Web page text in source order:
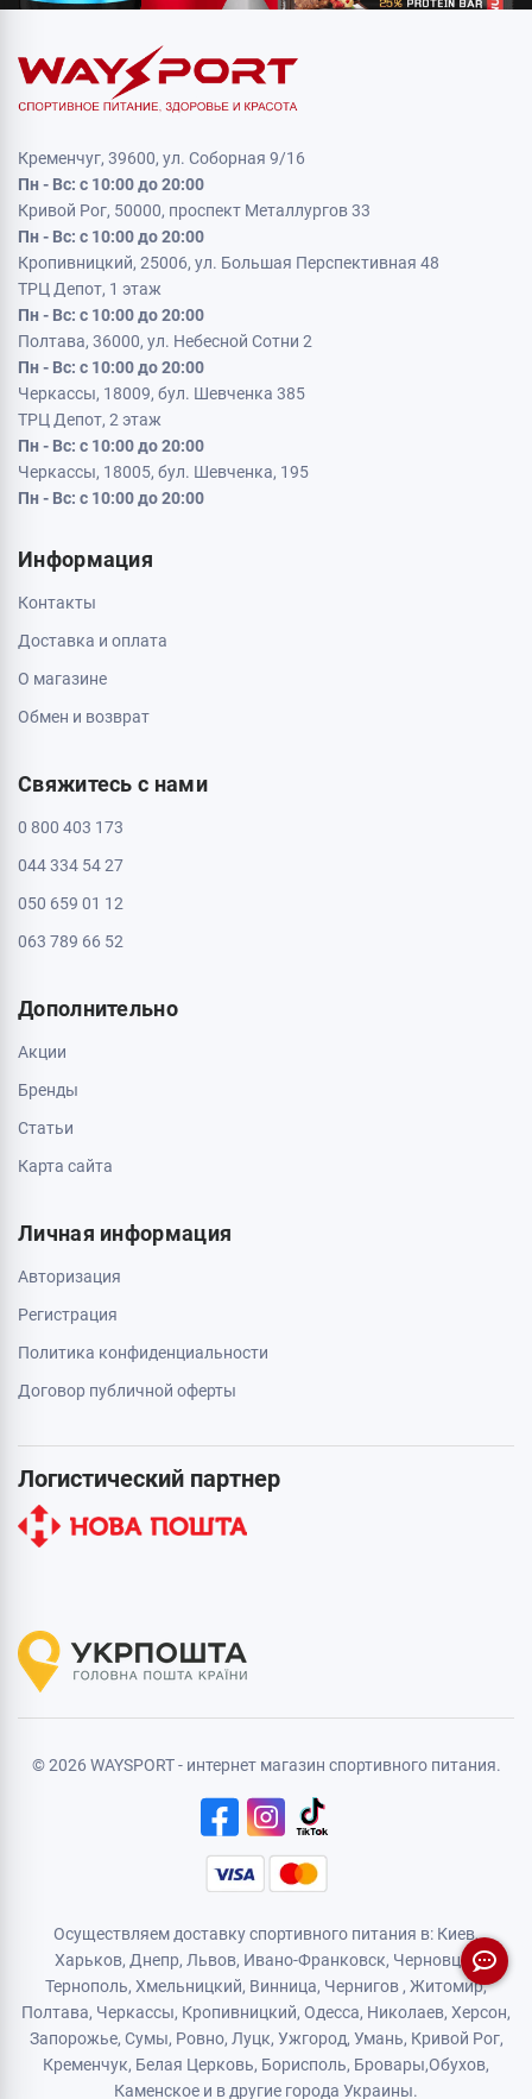
Кременчуг, 39600, ул. Соборная 9/16
Пн - Вс: с 10:00 до 20:00
Кривой Рог, 50000, проспект Металлургов 33
Пн - Вс: с 10:00 до 20:00
Кропивницкий, 25006, ул. Большая Перспективная 48
ТРЦ Депот, 1 этаж
Пн - Вс: с 10:00 до 20:00
Полтава, 36000, ул. Небесной Сотни 2
Пн - Вс: с 10:00 до 20:00
Черкассы, 18009, бул. Шевченка 385
ТРЦ Депот, 2 этаж
Пн - Вс: с 10:00 до 20:00
Черкассы, 18005, бул. Шевченка, 195
Пн - Вс: с 10:00 до 20:00
Информация
Контакты
Доставка и оплата
О магазине
Обмен и возврат
Свяжитесь с нами
0 800 403 173
044 334 54 27
050 659 01 12
063 789 66 52
Дополнительно
Акции
Бренды
Статьи
Карта сайта
Личная информация
Авторизация
Регистрация
Политика конфиденциальности
Договор публичной оферты
Логистический партнер
© 2026 WAYSPORT - интернет магазин спортивного питания.
Осуществляем доставку спортивного питания в: Киев,
Харьков, Днепр, Львов, Ивано-Франковск, Черновцы,
Тернополь, Хмельницкий, Винница, Чернигов , Житомир,
Полтава, Черкассы, Кропивницкий, Одесса, Николаев, Херсон,
Запорожье, Сумы, Ровно, Луцк, Ужгород, Умань, Кривой Рог,
Кременчук, Белая Церковь, Борисполь, Бровары,Обухов,
Каменское и в другие города Украины.